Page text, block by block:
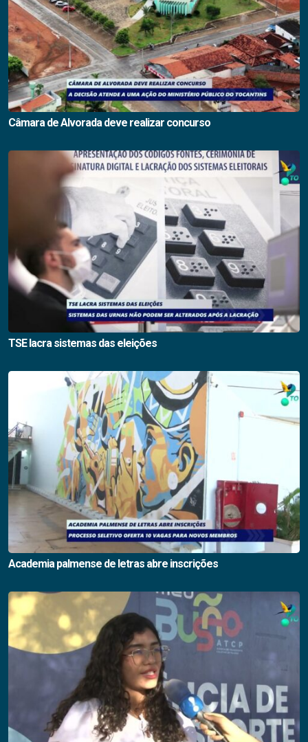
Câmara de Alvorada deve realizar concurso
TSE lacra sistemas das eleições
Academia palmense de letras abre inscrições